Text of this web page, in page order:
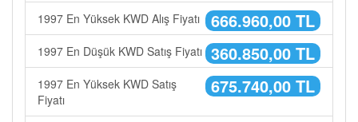
666.960,00 TL
1997 En Yüksek KWD Alış Fiyatı
360.850,00 TL
1997 En Düşük KWD Satış Fiyatı
675.740,00 TL
1997 En Yüksek KWD Satış
Fiyatı